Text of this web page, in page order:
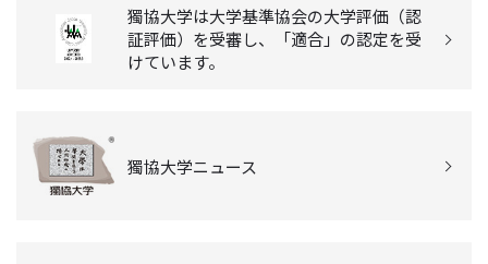
獨協大学は大学基準協会の大学評価（認
証評価）を受審し、「適合」の認定を受
けています。
獨協大学ニュース